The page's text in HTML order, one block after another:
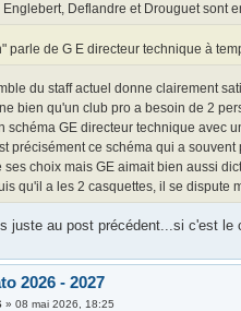
Englebert, Deflandre et Drouguet sont
parle de G E directeur technique à
du staff actuel donne clairement
bien qu'un club pro a besoin de 2
schéma GE directeur technique avec
précisément ce schéma qui a
ses choix mais GE aimait bien aussi
qu'il a les 2 casquettes, il se dispute
juste au post précédent...si c'est
2026 - 2027
»08 mai 2026, 18:25